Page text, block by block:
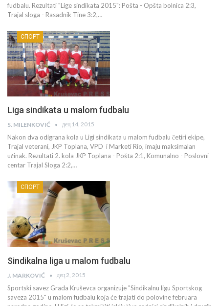
fudbalu. Rezultati "Lige sindikata 2015": Pošta - Opšta bolnica 2:3,
Trajal sloga - Rasadnik Tine 3:2,…
СПОРТ
Liga sindikata u malom fudbalu
S. MILENKOVIĆ дец 14, 2015
Nakon dva odigrana kola u Ligi sindikata u malom fudbalu četiri ekipe,
Trajal veterani, JKP Toplana, VPD i Marketi Rio, imaju maksimalan
učinak. Rezultati 2. kola JKP Toplana - Pošta 2:1, Komunalno - Poslovni
centar Trajal Sloga 2:2,…
СПОРТ
Sindikalna liga u malom fudbalu
J. MARKOVIĆ дец 2, 2015
Sportski savez Grada Kruševca organizuje "Sindikalnu ligu Sportskog
saveza 2015" u malom fudbalu koja će trajati do polovine februara